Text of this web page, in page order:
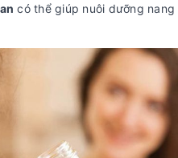
có thể giúp nuôi dưỡng